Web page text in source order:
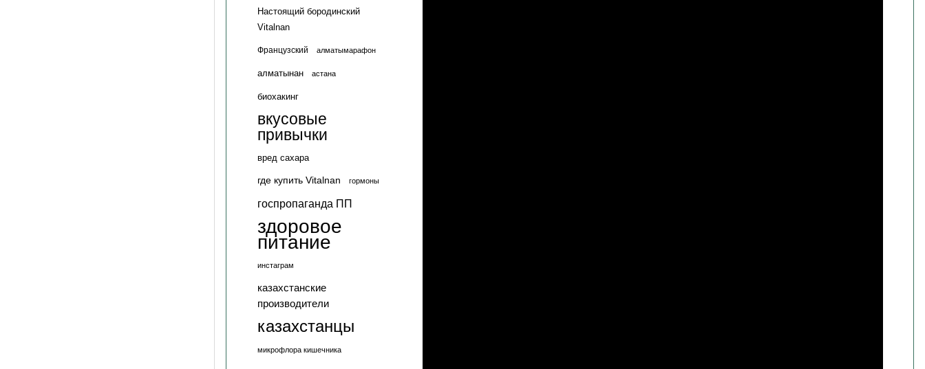
Настоящий бородинский
Vitalnan
Французский алматымарафон
алматынан астана
биохакинг
вкусовые
привычки
вред сахара
где купить Vitalnan гормоны
госпропаганда ПП
здоровое
питание
инстаграм
казахстанские
производители
казахстанцы
микрофлора кишечника